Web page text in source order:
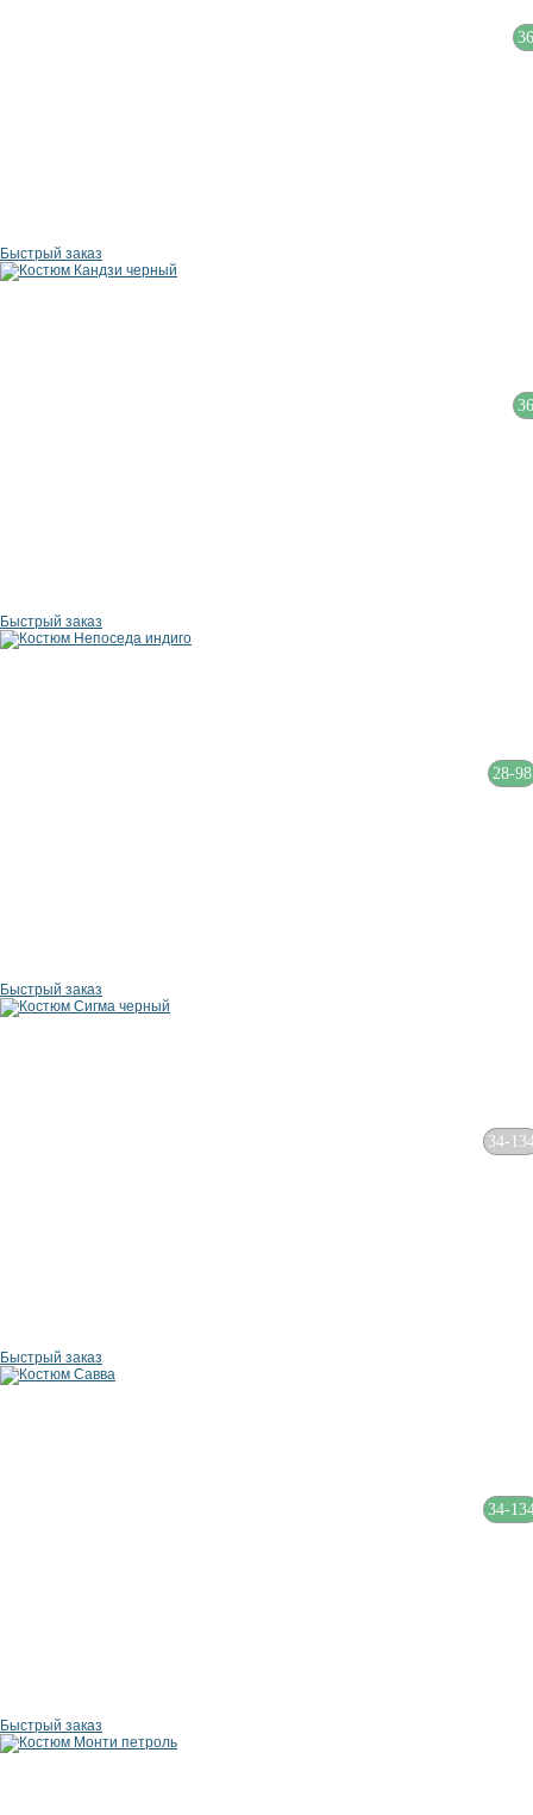
Быстрый заказ
Быстрый заказ
28-98
Быстрый заказ
34-
Быстрый заказ
34-
Быстрый заказ